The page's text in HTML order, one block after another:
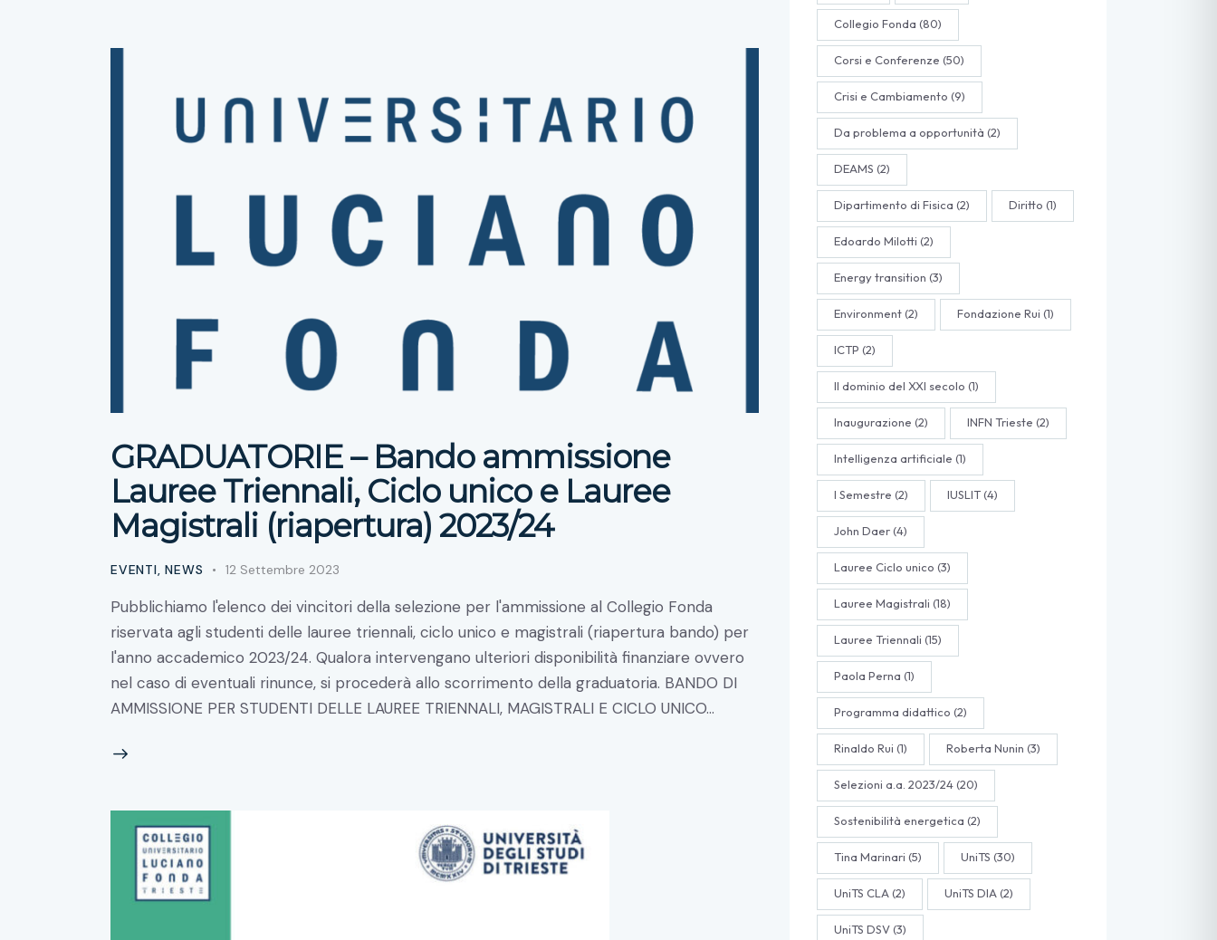
GRADUATORIE – Bando ammissione
Lauree Triennali, Ciclo unico e Lauree
Magistrali (riapertura) 2023/24
EVENTI,NEWS 12 Settembre 2023
Pubblichiamo l'elenco dei vincitori della selezione per l'ammissione al Collegio Fonda
riservata agli studenti delle lauree triennali, ciclo unico e magistrali (riapertura bando) per
l'anno accademico 2023/24. Qualora intervengano ulteriori disponibilità finanziare ovvero
nel caso di eventuali rinunce, si procederà allo scorrimento della graduatoria. BANDO DI
AMMISSIONE PER STUDENTI DELLE LAUREE TRIENNALI, MAGISTRALI E CICLO UNICO…
Collegio Fonda (80)
Corsi e Conferenze (50)
Crisi e Cambiamento (9)
Da problema a opportunità (2)
DEAMS (2)
Dipartimento di Fisica (2) Diritto (1)
Edoardo Milotti (2)
Energy transition (3)
Environment(2) Fondazione Rui (1)
ICTP (2)
Il dominio del XXI secolo (1)
Inaugurazione (2) INFN Trieste (2)
Intelligenza artificiale (1)
I Semestre (2) IUSLIT(4)
John Daer(4)
Lauree Ciclo unico (3)
Lauree Magistrali (18)
Lauree Triennali (15)
Paola Perna (1)
Programma didattico (2)
Rinaldo Rui (1) Roberta Nunin (3)
Selezioni a.a. 2023/24(20)
Sostenibilità energetica (2)
Tina Marinari (5) UniTS (30)
UniTS CLA(2) UniTS DIA(2)
UniTS DSV(3)